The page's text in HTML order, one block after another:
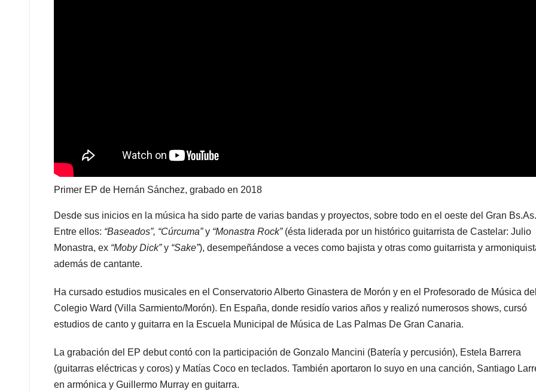
Primer EP de Hernán Sánchez, grabado en 2018
Desde sus inicios en la música ha sido parte de varias bandas y proyectos, sobre todo en el oeste del Gran Bs.As.
Entre ellos: “Baseados”, “Cúrcuma”y “Monastra Rock”(ésta liderada por un histórico guitarrista de Castelar: Julio
Monastra, ex “Moby Dick”y “Sake”), desempeñándose a veces como bajista y otras como guitarrista y
además de cantante.
Ha cursado estudios musicales en el Conservatorio Alberto Ginastera de Morón y en el Profesorado de Música
Colegio Ward (Villa Sarmiento/Morón). En España, donde residío varios años y realizó numerosos shows, cursó
estudios de canto y guitarra en la Escuela Municipal de Música de Las Palmas De Gran Canaria.
La grabación del EP debut contó con la participación de Gonzalo Mancini (Batería y percusión), Estela Barrera
(guitarras eléctricas y coros) y Matías Coco en teclados. También aportaron lo suyo en una canción, Santiago
en armónica y Guillermo Murray en guitarra.